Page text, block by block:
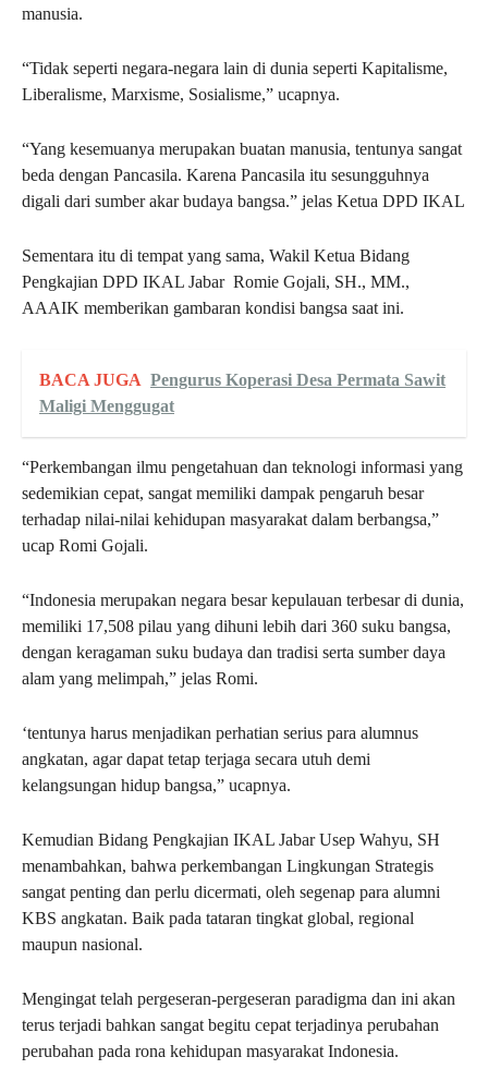
manusia.
“Tidak seperti negara-negara lain di dunia seperti Kapitalisme,
Liberalisme, Marxisme, Sosialisme,” ucapnya.
“Yang kesemuanya merupakan buatan manusia, tentunya sangat
beda dengan Pancasila. Karena Pancasila itu sesungguhnya
digali dari sumber akar budaya bangsa.” jelas Ketua DPD IKAL
Sementara itu di tempat yang sama, Wakil Ketua Bidang
Pengkajian DPD IKAL Jabar Romie Gojali, SH., MM.,
AAAIK memberikan gambaran kondisi bangsa saat ini.
BACA JUGA Pengurus Koperasi Desa Permata Sawit
Maligi Menggugat
“Perkembangan ilmu pengetahuan dan teknologi informasi yang
sedemikian cepat, sangat memiliki dampak pengaruh besar
terhadap nilai-nilai kehidupan masyarakat dalam berbangsa,”
ucap Romi Gojali.
“Indonesia merupakan negara besar kepulauan terbesar di dunia,
memiliki 17,508 pilau yang dihuni lebih dari 360 suku bangsa,
dengan keragaman suku budaya dan tradisi serta sumber daya
alam yang melimpah,” jelas Romi.
‘tentunya harus menjadikan perhatian serius para alumnus
angkatan, agar dapat tetap terjaga secara utuh demi
kelangsungan hidup bangsa,” ucapnya.
Kemudian Bidang Pengkajian IKAL Jabar Usep Wahyu, SH
menambahkan, bahwa perkembangan Lingkungan Strategis
sangat penting dan perlu dicermati, oleh segenap para alumni
KBS angkatan. Baik pada tataran tingkat global, regional
maupun nasional.
Mengingat telah pergeseran-pergeseran paradigma dan ini akan
terus terjadi bahkan sangat begitu cepat terjadinya perubahan
perubahan pada rona kehidupan masyarakat Indonesia.